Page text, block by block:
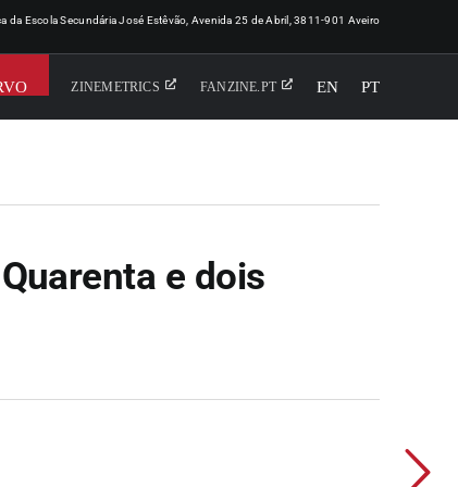
da Escola Secundária José Estêvão, Avenida 25 de Abril, 3811-901 Aveiro
ZINEMETRICS FANZINE.PT EN PT
e dois